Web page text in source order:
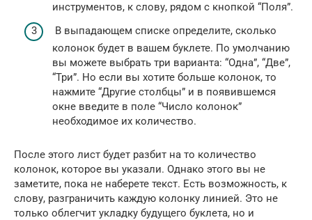
инструментов, к слову, рядом с кнопкой “Поля”.
В выпадающем списке определите, сколько
колонок будет в вашем буклете. По умолчанию
вы можете выбрать три варианта: “Одна”, “Две”,
“Три”. Но если вы хотите больше колонок, то
нажмите “Другие столбцы” и в появившемся
окне введите в поле “Число колонок”
необходимое их количество.
После этого лист будет разбит на то количество
колонок, которое вы указали. Однако этого вы не
заметите, пока не наберете текст. Есть возможность, к
слову, разграничить каждую колонку линией. Это не
только облегчит укладку будущего буклета, но и